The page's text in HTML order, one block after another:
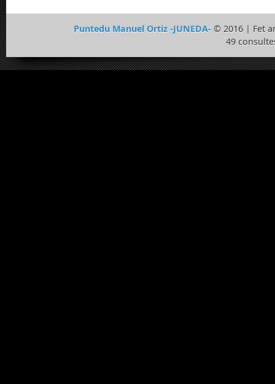
Puntedu Manuel Ortiz -JUNEDA- © 2016 | Fet
49